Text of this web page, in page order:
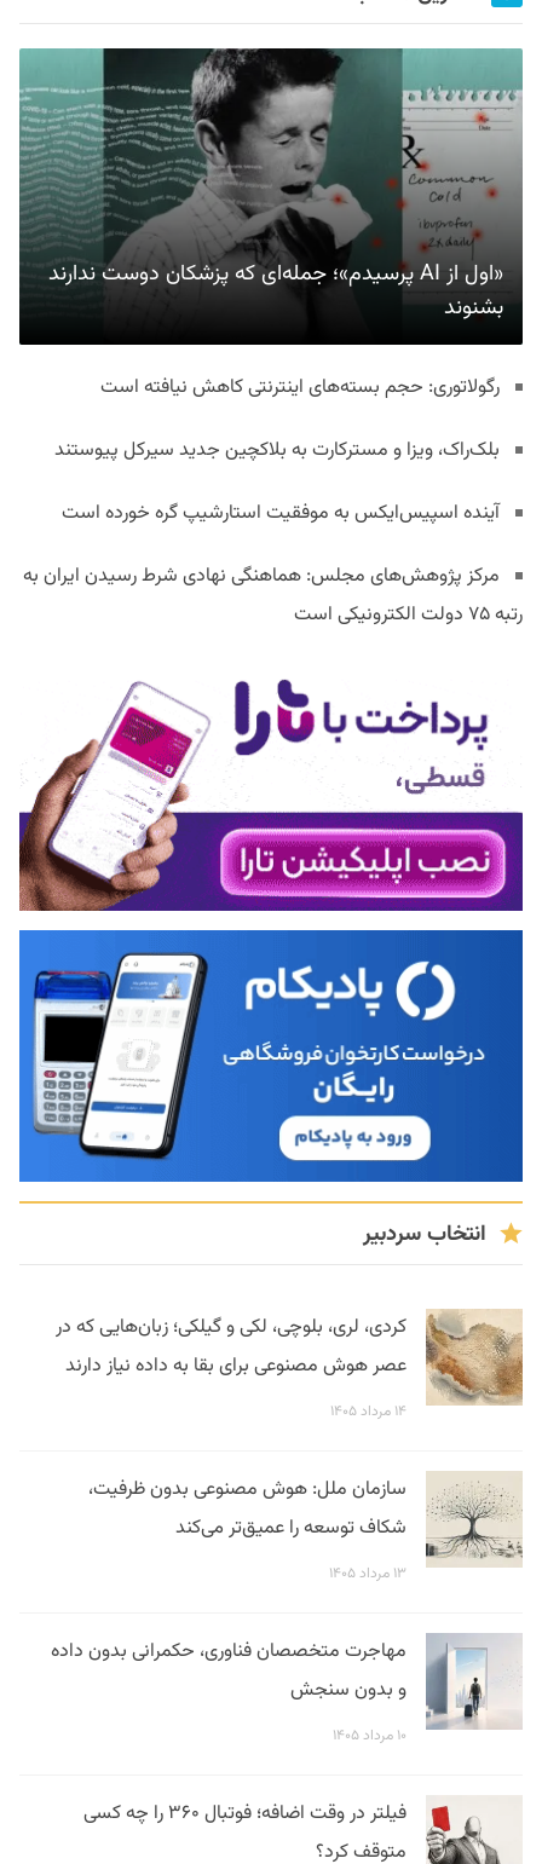
«اول از AI پرسیدم»؛ جمله‌ای که پزشکان دوست ندارند
بشنوند
رگولاتوری: حجم بسته‌های اینترنتی کاهش نیافته است
بلک‌راک، ویزا و مسترکارت به بلاکچین جدید سیرکل پیوستند
آینده اسپیس‌ایکس به موفقیت استارشیپ گره خورده است
مرکز پژوهش‌های مجلس: هماهنگی نهادی شرط رسیدن ایران به
رتبه ۷۵ دولت الکترونیکی است
انتخاب سردبیر
کردی، لری، بلوچی، لکی و گیلکی؛ زبان‌هایی که در
عصر هوش مصنوعی برای بقا به داده نیاز دارند
۱۴ مرداد ۱۴۰۵
سازمان ملل: هوش مصنوعی بدون ظرفیت،
شکاف توسعه را عمیق‌تر می‌کند
۱۳ مرداد ۱۴۰۵
مهاجرت متخصصان فناوری، حکمرانی بدون داده
و بدون سنجش
۱۰ مرداد ۱۴۰۵
فیلتر در وقت اضافه؛ فوتبال ۳۶۰ را چه کسی
متوقف کرد؟